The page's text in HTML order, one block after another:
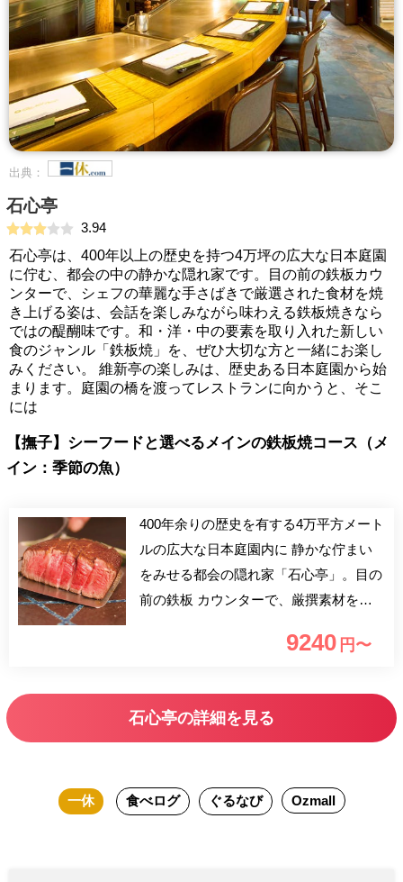
出典：
石心亭
3.94
石心亭は、400年以上の歴史を持つ4万坪の広大な日本庭園
に佇む、都会の中の静かな隠れ家です。目の前の鉄板カウ
ンターで、シェフの華麗な手さばきで厳選された食材を焼
き上げる姿は、会話を楽しみながら味わえる鉄板焼きなら
ではの醍醐味です。和・洋・中の要素を取り入れた新しい
食のジャンル「鉄板焼」を、ぜひ大切な方と一緒にお楽し
みください。 維新亭の楽しみは、歴史ある日本庭園から始
まります。庭園の橋を渡ってレストランに向かうと、そこ
には
【撫子】シーフードと選べるメインの鉄板焼コース（メ
イン：季節の魚）
400年余りの歴史を有する4万平方メート
ルの広大な日本庭園内に 静かな佇まい
をみせる都会の隠れ家「石心亭」。目の
前の鉄板 カウンターで、厳撰素材を焼
感嘆しつつ、会話を楽しめる醍醐味は、
中の要素を取り入れた、鉄板焼という新
しい料理ジャンルを ぜひ大切な方とお
9240 円〜
石心亭の詳細を見る
一休 食べログ ぐるなび Ozmall